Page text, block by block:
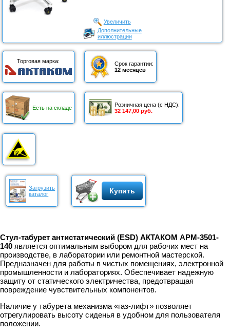
Увеличить
Дополнительные
иллюстрации
Торговая марка:
Срок гарантии:
12 месяцев
Есть на складе
Розничная цена (с НДС):
32 147,00 руб.
Загрузить
каталог
Купить
Стул-табурет антистатический (ESD) АКТАКОМ АРМ-3501-
140 является оптимальным выбором для рабочих мест на
производстве, в лаборатории или ремонтной мастерской.
Предназначен для работы в чистых помещениях, электронной
промышленности и лабораториях. Обеспечивает надежную
защиту от статического электричества, предотвращая
повреждение чувствительных компонентов.
Наличие у табурета механизма «газ-лифт» позволяет
отрегулировать высоту сиденья в удобном для пользователя
положении.